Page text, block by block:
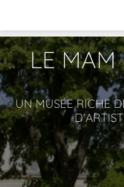
LE MAM
UN MUSÉE RICHE